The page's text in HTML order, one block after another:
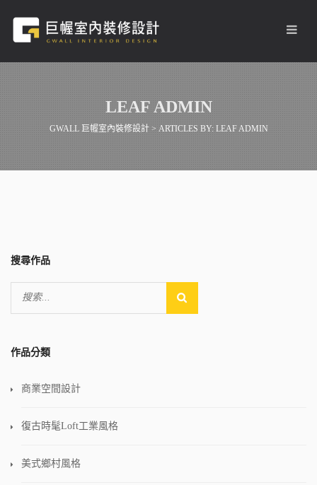
LEAF ADMIN
GWALL 巨幄室內裝修設計> ARTICLES BY: LEAF ADMIN
搜尋作品
作品分類
商業空間設計
復古時髦Loft工業風格
美式鄉村風格